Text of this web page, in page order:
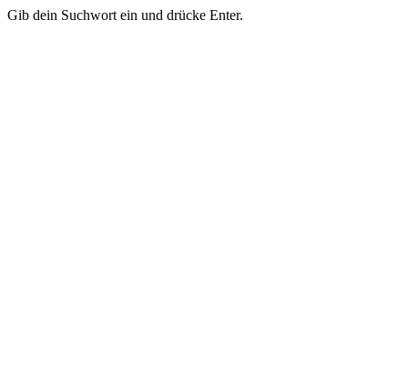
Gib dein Suchwort ein und drücke Enter.